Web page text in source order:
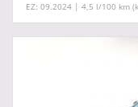
EZ: 09.2024 | 4,5 l/100 km